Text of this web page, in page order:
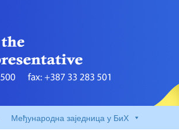
Међународна заједница у БиХ